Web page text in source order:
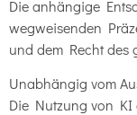
Die anhängige
wegweisenden
und dem Recht des
Unabhängig vom
Die Nutzung von KI